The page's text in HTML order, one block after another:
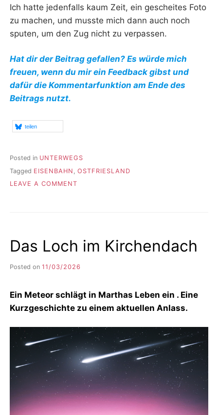
Ich hatte jedenfalls kaum Zeit, ein gescheites Foto
zu machen, und musste mich dann auch noch
sputen, um den Zug nicht zu verpassen.
Hat dir der Beitrag gefallen? Es würde mich
freuen, wenn du mir ein Feedback gibst und
dafür die Kommentarfunktion am Ende des
Beitrags nutzt.
teilen
Posted in UNTERWEGS
Tagged EISENBAHN
OSTFRIESLAND
LEAVE A COMMENT
Das Loch im Kirchendach
Posted on 11/03/2026
I
K
E
E
R
Ein Meteor schlägt in Marthas Leben ein . Eine
Kurzgeschichte zu einem aktuellen Anlass.